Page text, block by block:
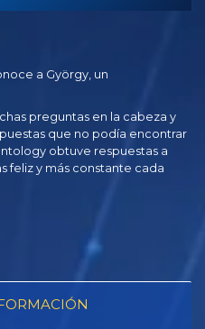
a György, un
preguntas en la cabeza y
que no podía encontrar
obtuve respuestas a
feliz y más constante cada